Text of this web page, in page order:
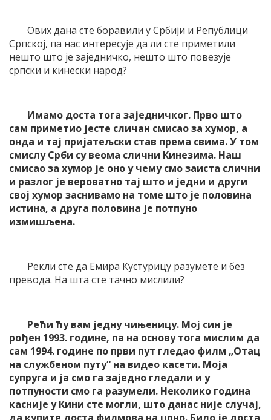
Ових дана сте боравили у Србији и Републици
Српској, па нас интересује да ли сте приметили
нешто што је заједничко, нешто што повезује
српски и кинески народ?
Имамо доста тога заједничког. Прво што
сам приметио јесте сличан смисао за хумор, а
онда и тај пријатељски став према свима. У том
смислу Срби су веома слични Кинезима. Наш
смисао за хумор је оно у чему смо заиста слични
и разлог је вероватно тај што и једни и други
свој хумор заснивамо на томе што је половина
истина, а друга половина је потпуно
измишљена.
Рекли сте да Емира Кустурицу разумете и без
превода. На шта сте тачно мислили?
Рећи ћу вам једну чињеницу. Мој син је
рођен 1993. године, па на основу тога мислим да
сам 1994. године по први пут гледао филм „Отац
на службеном путу“ на видео касети. Моја
супруга и ја смо га заједно гледали и у
потпуности смо га разумели. Неколико година
касније у Кини сте могли, што данас није случај,